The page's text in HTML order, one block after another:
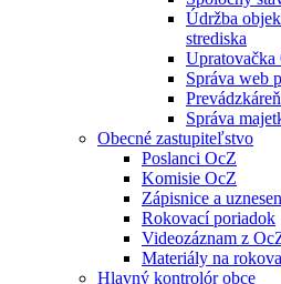
Údržba
strediska
Upratovačka
Správa web
Správa
Obecné zastupiteľstvo
Poslanci OcZ
Komisie OcZ
Zápisnice a
Rokovací poriadok
Videozáznam z
Materiály na
Hlavný kontrolór obce